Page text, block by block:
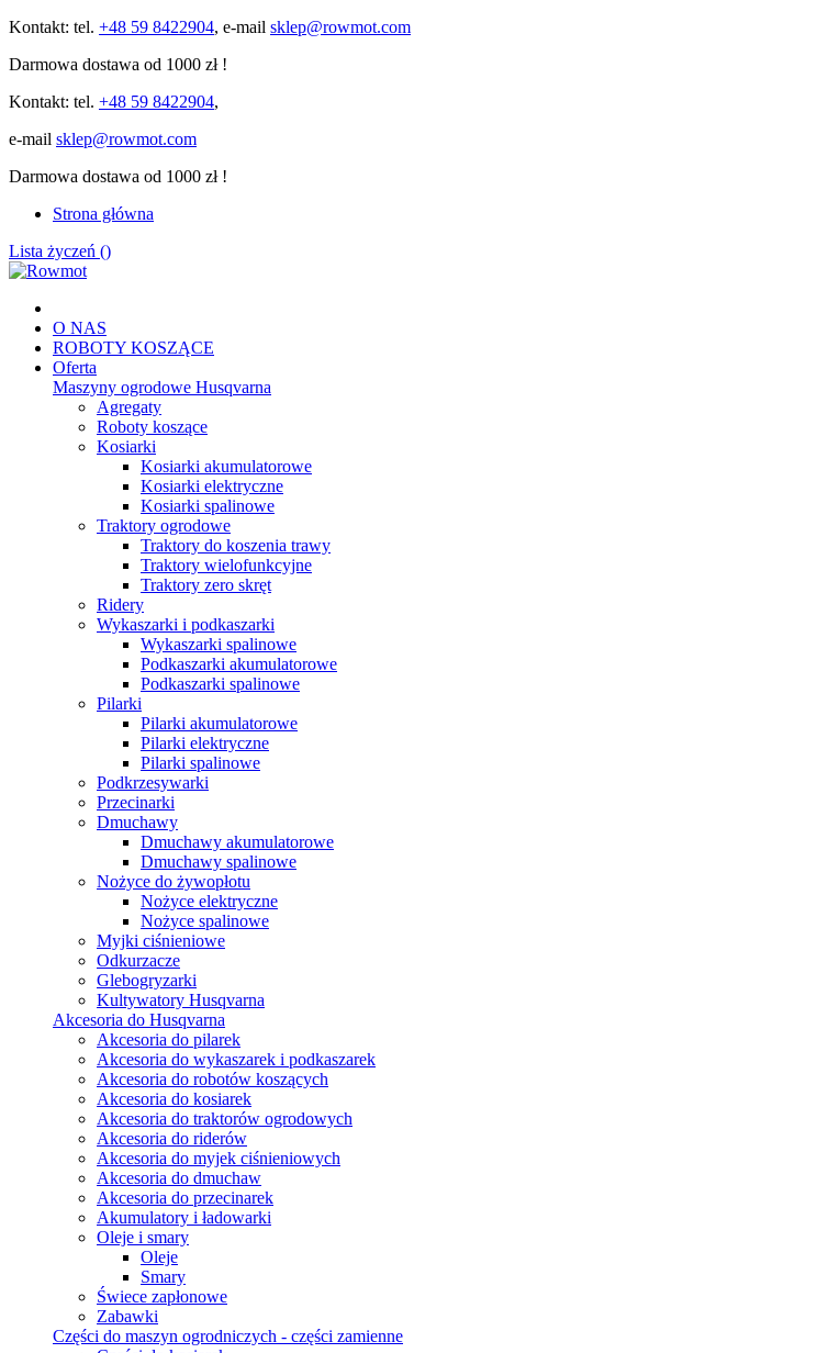
Kontakt: tel. +48 59 8422904, e-mail sklep@rowmot.com
Darmowa dostawa od 1000 zł !
Kontakt: tel. +48 59 8422904,
e-mail sklep@rowmot.com
Darmowa dostawa od 1000 zł !
Strona główna
Lista życzeń ()
O NAS
ROBOTY KOSZĄCE
Oferta
Maszyny ogrodowe Husqvarna
Agregaty
Roboty koszące
Kosiarki
Kosiarki akumulatorowe
Kosiarki elektryczne
Kosiarki spalinowe
Traktory ogrodowe
Traktory do koszenia trawy
Traktory wielofunkcyjne
Traktory zero skręt
Ridery
Wykaszarki i podkaszarki
Wykaszarki spalinowe
Podkaszarki akumulatorowe
Podkaszarki spalinowe
Pilarki
Pilarki akumulatorowe
Pilarki elektryczne
Pilarki spalinowe
Podkrzesywarki
Przecinarki
Dmuchawy
Dmuchawy akumulatorowe
Dmuchawy spalinowe
Nożyce do żywopłotu
Nożyce elektryczne
Nożyce spalinowe
Myjki ciśnieniowe
Odkurzacze
Glebogryzarki
Kultywatory Husqvarna
Akcesoria do Husqvarna
Akcesoria do pilarek
Akcesoria do wykaszarek i podkaszarek
Akcesoria do robotów koszących
Akcesoria do kosiarek
Akcesoria do traktorów ogrodowych
Akcesoria do riderów
Akcesoria do myjek ciśnieniowych
Akcesoria do dmuchaw
Akcesoria do przecinarek
Akumulatory i ładowarki
Oleje i smary
Oleje
Smary
Świece zapłonowe
Zabawki
Części do maszyn ogrodniczych - części zamienne